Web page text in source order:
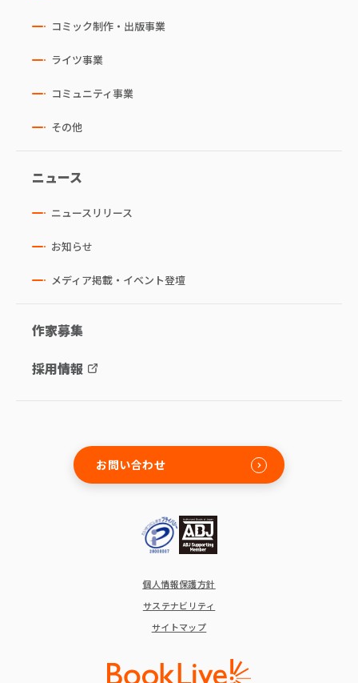
コミック制作・出版事業
ライツ事業
コミュニティ事業
その他
ニュース
ニュースリリース
お知らせ
メディア掲載・イベント登壇
作家募集
採用情報
お問い合わせ
個人情報保護方針
サステナビリティ
サイトマップ